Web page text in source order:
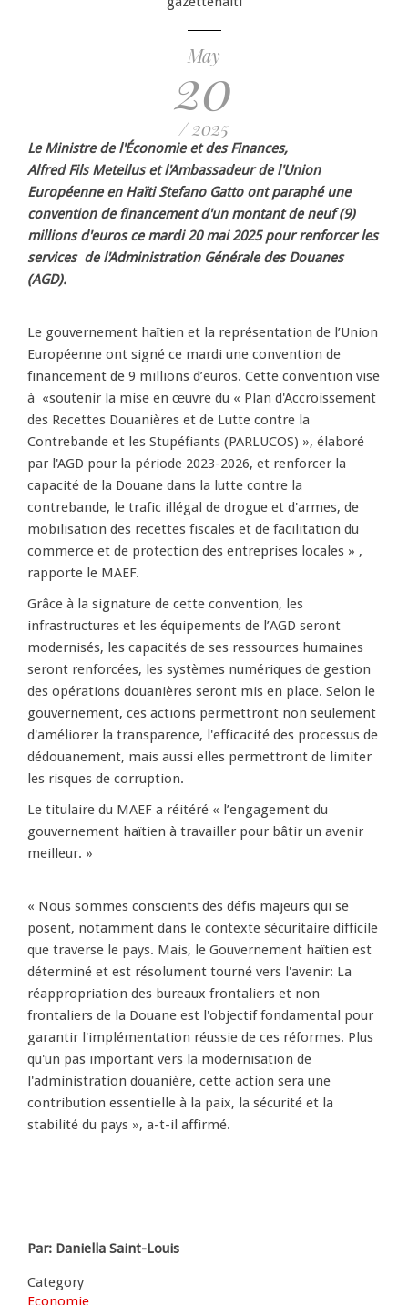
May
20
/ 2025
Le Ministre de l'Économie et des Finances,
Alfred Fils Metellus et l'Ambassadeur de l'Union
Européenne en Haïti Stefano Gatto ont paraphé une
convention de financement d'un montant de neuf (9)
millions d'euros ce mardi 20 mai 2025 pour renforcer les
services de l'Administration Générale des Douanes
(AGD).
Le gouvernement haïtien et la représentation de l’Union
Européenne ont signé ce mardi une convention de
financement de 9 millions d’euros. Cette convention vise
à «soutenir la mise en œuvre du « Plan d'Accroissement
des Recettes Douanières et de Lutte contre la
Contrebande et les Stupéfiants (PARLUCOS) », élaboré
par l'AGD pour la période 2023-2026, et renforcer la
capacité de la Douane dans la lutte contre la
contrebande, le trafic illégal de drogue et d'armes, de
mobilisation des recettes fiscales et de facilitation du
commerce et de protection des entreprises locales » ,
rapporte le MAEF.
Grâce à la signature de cette convention, les
infrastructures et les équipements de l’AGD seront
modernisés, les capacités de ses ressources humaines
seront renforcées, les systèmes numériques de gestion
des opérations douanières seront mis en place. Selon le
gouvernement, ces actions permettront non seulement
d'améliorer la transparence, l'efficacité des processus de
dédouanement, mais aussi elles permettront de limiter
les risques de corruption.
Le titulaire du MAEF a réitéré « l’engagement du
gouvernement haïtien à travailler pour bâtir un avenir
meilleur. »
« Nous sommes conscients des défis majeurs qui se
posent, notamment dans le contexte sécuritaire difficile
que traverse le pays. Mais, le Gouvernement haïtien est
déterminé et est résolument tourné vers l'avenir: La
réappropriation des bureaux frontaliers et non
frontaliers de la Douane est l'objectif fondamental pour
garantir l'implémentation réussie de ces réformes. Plus
qu'un pas important vers la modernisation de
l'administration douanière, cette action sera une
contribution essentielle à la paix, la sécurité et la
stabilité du pays », a-t-il affirmé.
Par: Daniella Saint-Louis
Category